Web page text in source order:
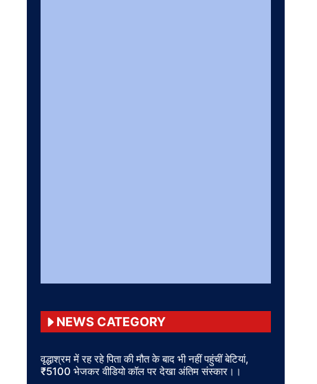
NEWS CATEGORY
वृद्धाश्रम में रह रहे पिता की मौत के बाद भी नहीं पहुंचीं बेटियां,
₹5100 भेजकर वीडियो कॉल पर देखा अंतिम संस्कार।।